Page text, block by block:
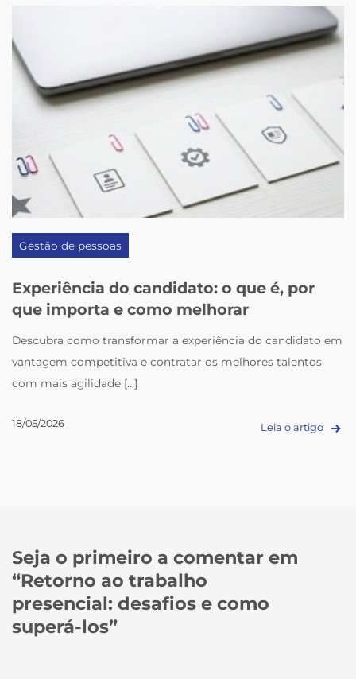
Gestão de pessoas
Experiência do candidato: o que é, por
que importa e como melhorar
Descubra como transformar a experiência do candidato em
vantagem competitiva e contratar os melhores talentos
com mais agilidade [...]
18/05/2026 Leia o artigo
Seja o primeiro a comentar em
“Retorno ao trabalho
presencial: desafios e como
superá-los”